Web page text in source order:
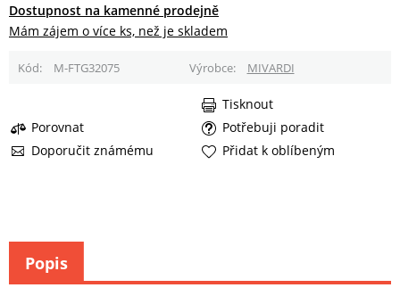
Dostupnost na kamenné prodejně
Mám zájem o více ks, než je skladem
Kód M-FTG32075 Výrobce MIVARDI
Porovnat
Potřebuji poradit
Doporučit známému
Tisknout
Přidat k oblíbeným
Popis